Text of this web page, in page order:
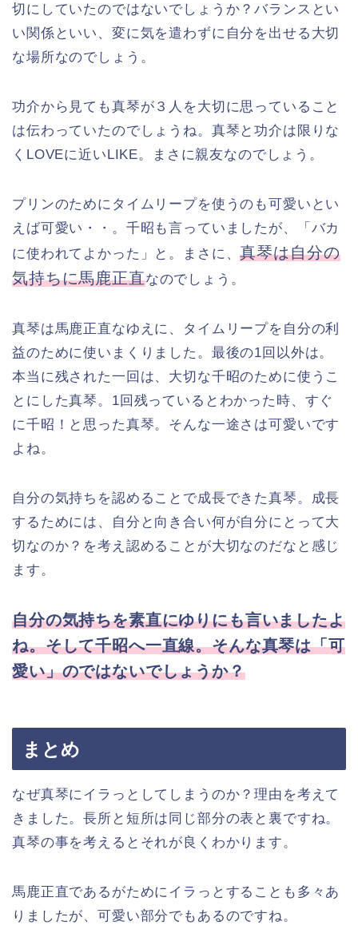
切にしていたのではないでしょうか？バランスとい
い関係といい、変に気を遣わずに自分を出せる大切
な場所なのでしょう。
功介から見ても真琴が３人を大切に思っていること
は伝わっていたのでしょうね。真琴と功介は限りな
くLOVEに近いLIKE。まさに親友なのでしょう。
プリンのためにタイムリープを使うのも可愛いとい
えば可愛い・・。千昭も言っていましたが、「バカ
に使われてよかった」と。まさに、真琴は自分の
気持ちに馬鹿正直なのでしょう。
真琴は馬鹿正直なゆえに、タイムリープを自分の利
益のために使いまくりました。最後の1回以外は。
本当に残された一回は、大切な千昭のために使うこ
とにした真琴。1回残っているとわかった時、すぐ
に千昭！と思った真琴。そんな一途さは可愛いです
よね。
自分の気持ちを認めることで成長できた真琴。成長
するためには、自分と向き合い何が自分にとって大
切なのか？を考え認めることが大切なのだなと感じ
ます。
自分の気持ちを素直にゆりにも言いましたよ
ね。そして千昭へ一直線。そんな真琴は「可
愛い」のではないでしょうか？
まとめ
なぜ真琴にイラっとしてしまうのか？理由を考えて
きました。長所と短所は同じ部分の表と裏ですね。
真琴の事を考えるとそれが良くわかります。
馬鹿正直であるがためにイラっとすることも多々あ
りましたが、可愛い部分でもあるのですね。